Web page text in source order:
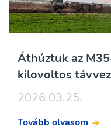
Áthúztuk az
kilovoltos
2026.03.25.
Tovább olvasom